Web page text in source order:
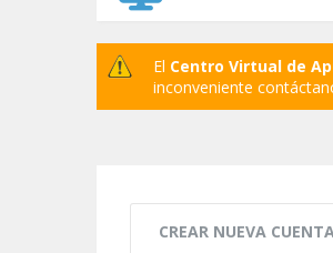
El Centro Virtual de
inconveniente
Solapas
CREAR NUEVA